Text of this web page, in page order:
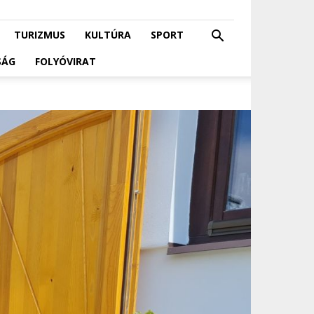
TURIZMUS KULTÚRA
SPORT
FOLYÓVIRAT